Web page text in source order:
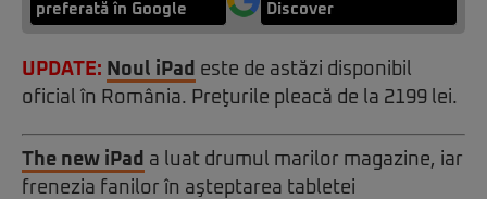
preferată în Google
Discover
UPDATE: Noul iPad este de astăzi disponibil
oficial în România. Preţurile pleacă de la 2199 lei.
The new iPad a luat drumul marilor magazine, iar
frenezia fanilor în aşteptarea tabletei